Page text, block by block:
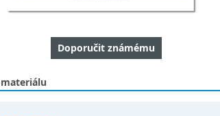
Doporučit známému